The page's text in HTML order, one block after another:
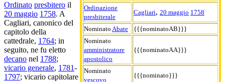
Ordinazione
presbiterale
Cagliari, 20 maggio 1758
Nominato Abate
{{{nominatoAB}}}
Nominato
amministratore
apostolico
{{{nominatoAA}}}
Nominato
vescovo
{{{nominato}}}
Ordinato presbitero il
20 maggio 1758. A
Cagliari, canonico del
capitolo della
cattedrale, 1764; in
seguito, ne fu eletto
decano nel 1788;
vicario generale, 1781-
1797; vicario capitolare